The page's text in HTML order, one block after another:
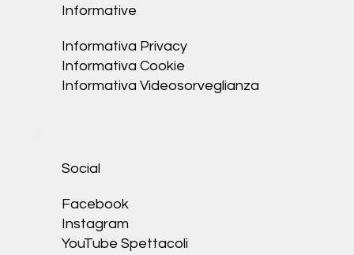
Informative
Informativa Privacy
Informativa Cookie
Informativa Videosorveglianza
Social
Facebook
Instagram
YouTube Spettacoli